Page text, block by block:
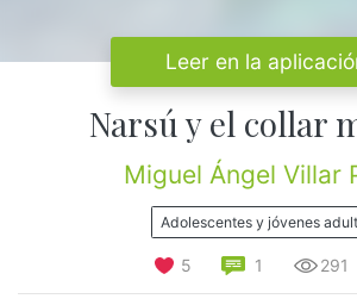
Leer en la
Narsú y el collar
Miguel Ángel Villar
Adolescentes y jóvenes
5 1 291